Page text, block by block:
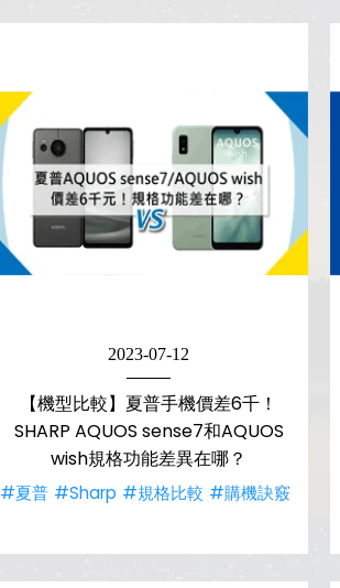
2023-07-12
【機型比較】夏普手機價差6千！
SHARP AQUOS sense7和AQUOS
wish規格功能差異在哪？
#夏普 #Sharp #規格比較 #購機訣竅